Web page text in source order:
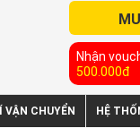
Nhận
500.000đ
VẬN CHUYỂN HỆ